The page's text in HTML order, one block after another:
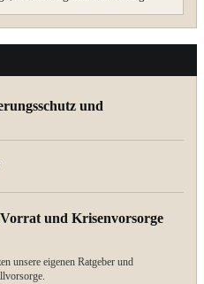
und
und Krisenvorsorge
unsere eigenen Ratgeber und